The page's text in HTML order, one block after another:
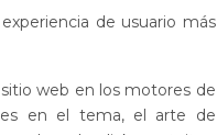
de usuario más
web en los motores de
en el tema, el arte de